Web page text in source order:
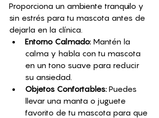
Proporciona un ambiente tranquilo y
sin estrés para tu mascota antes de
dejarla en la clínica.
Entorno Calmado: Mantén la
calma y habla con tu mascota
en un tono suave para reducir
su ansiedad.
Objetos Confortables: Puedes
llevar una manta o juguete
favorito de tu mascota para que